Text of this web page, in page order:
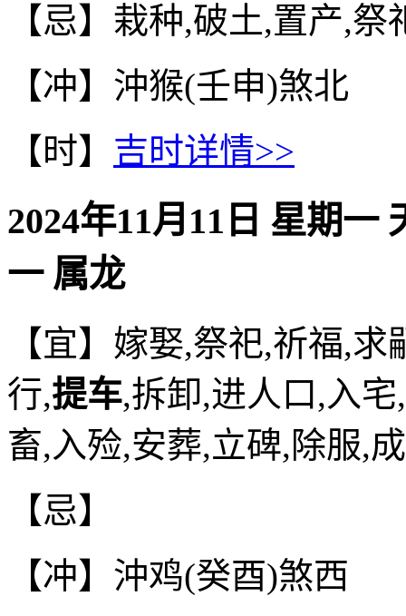
【忌】栽种,破土,置产,
【冲】沖猴(壬申)煞北
【时】 吉时详情>>
2024年11月11日 星期一
一 属龙
【宜】嫁娶,祭祀,祈福,求
行,提车,拆卸,进人口,入
畜,入殓,安葬,立碑,除服,
【忌】
【冲】沖鸡(癸酉)煞西